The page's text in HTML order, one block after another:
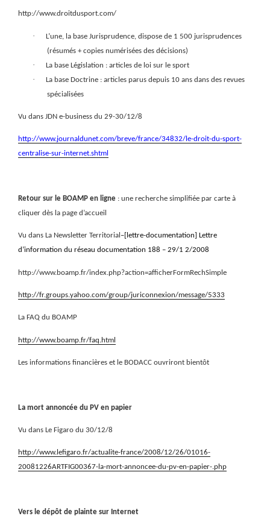
http://www.droitdusport.com/
·
L’une, la base Jurisprudence, dispose de 1 500 jurisprudences
(résumés + copies numérisées des décisions)
· La base Législation : articles de loi sur le sport
·
La base Doctrine : articles parus depuis 10 ans dans des revues
spécialisées
Vu dans JDN e-business du 29-30/12/8
http://www.journaldunet.com/breve/france/34832/le-droit-du-sport-
centralise-sur-internet.shtml
Retour sur le BOAMP en ligne : une recherche simplifiée par carte à
cliquer dès la page d’accueil
Vu dans La Newsletter Territorial – [lettre-documentation] Lettre
d’information du réseau documentation 188 – 29/1 2/2008
http://www.boamp.fr/index.php?action=afficherFormRechSimple
http://fr.groups.yahoo.com/group/juriconnexion/message/5333
La FAQ du BOAMP
http://www.boamp.fr/faq.html
Les informations financières et le BODACC ouvriront bientôt
La mort annoncée du PV en papier
Vu dans Le Figaro du 30/12/8
http://www.lefigaro.fr/actualite-france/2008/12/26/01016-
20081226ARTFIG00367-la-mort-annoncee-du-pv-en-papier-.php
Vers le dépôt de plainte sur Internet